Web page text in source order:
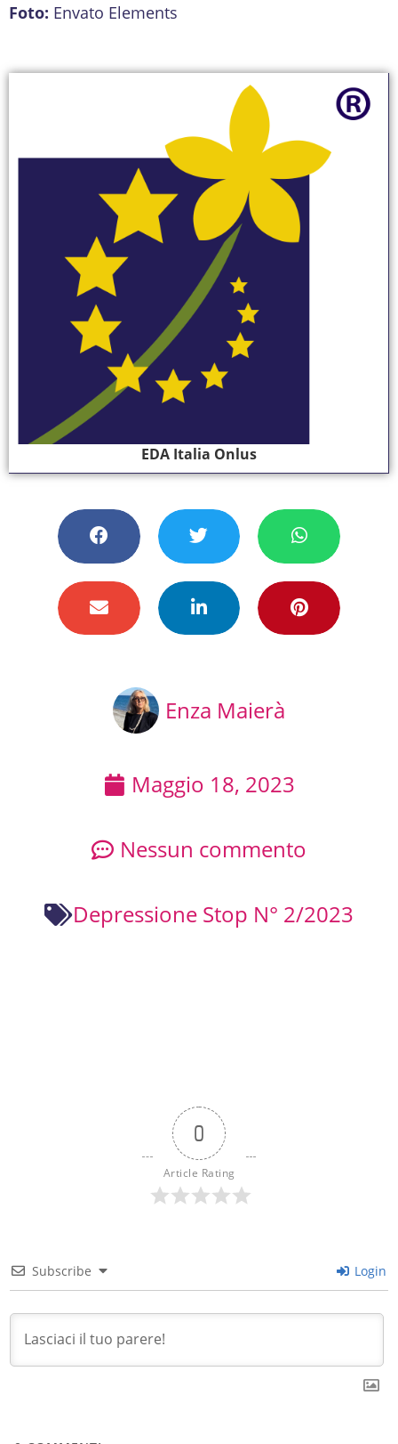
Foto: Envato Elements
EDA Italia Onlus
Enza Maierà
Maggio 18, 2023
Nessun commento
Depressione Stop N° 2/2023
0
Article Rating
Subscribe Login